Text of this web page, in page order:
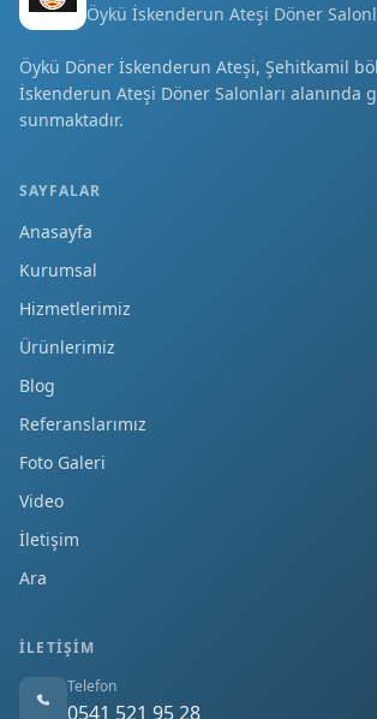
Öykü İskenderun Ateşi Döner
Öykü Döner İskenderun Ateşi, Şehitkamil
İskenderun Ateşi Döner Salonları alanında
sunmaktadır.
SAYFALAR
Anasayfa
Kurumsal
Hizmetlerimiz
Ürünlerimiz
Blog
Referanslarımız
Foto Galeri
Video
İletişim
Ara
İLETIŞIM
Telefon
0541 521 95 28